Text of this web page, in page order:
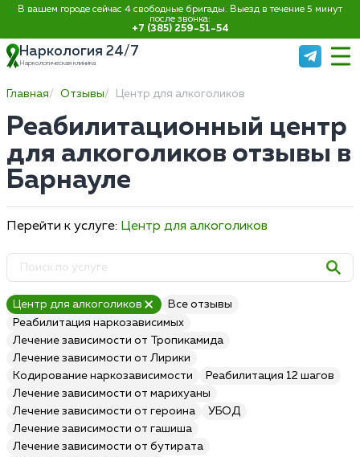
В вашем городе сейчас 4 свободные бригады. Выезд в течение 5 минут
после звонка:
+7 (385) 259-51-54
Наркология 24/7
Наркологическая клиника
Главная Отзывы Центр для алкоголиков
Реабилитационный центр
для алкоголиков отзывы в
Барнауле
Перейти к услуге: Центр для алкоголиков
Центр для алкоголиков
Все отзывы
Реабилитация наркозависимых
Лечение зависимости от Тропикамида
Лечение зависимости от Лирики
Кодирование наркозависимости
Реабилитация 12 шагов
Лечение зависимости от марихуаны
Лечение зависимости от героина
УБОД
Лечение зависимости от гашиша
Лечение зависимости от бутирата